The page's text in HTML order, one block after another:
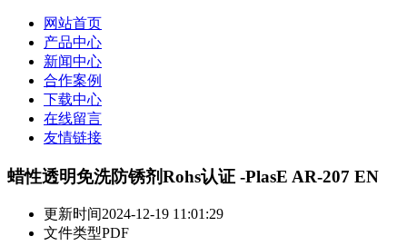
网站首页
产品中心
新闻中心
合作案例
下载中心
在线留言
友情链接
蜡性透明免洗防锈剂Rohs认证 -PlasE AR-207 EN
更新时间2024-12-19 11:01:29
文件类型PDF